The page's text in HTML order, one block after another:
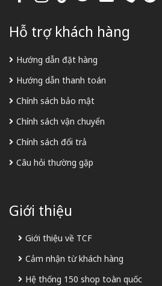
Hỗ trợ khách hàng
Hướng dẫn đặt hàng
Hướng dẫn thanh toán
Chính sách bảo mật
Chính sách vận chuyển
Chính sách đổi trả
Câu hỏi thường gặp
Giới thiệu
Giới thiệu về TCF
Cảm nhận từ khách hàng
Hệ thống 150 shop toàn quốc